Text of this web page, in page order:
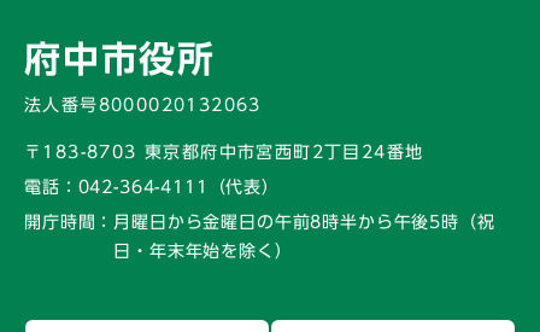
府中市役所
法人番号8000020132063
〒183-8703 東京都府中市宮西町2丁目24番地
電話： 042-364-4111（代表）
開庁時間： 月曜日から金曜日の午前8時半から午後5時 （祝
日・年末年始を除く）